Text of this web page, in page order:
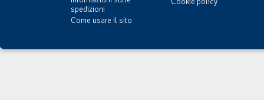
spedizioni
Come usare il sito